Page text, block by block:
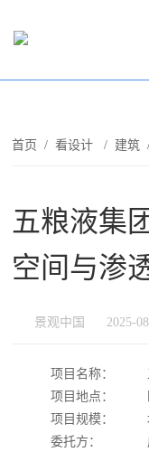
首页 /看设计 / 建筑
五粮液集
空间与渗
景观中国 2025-
项目名称：
项目地点：
项目规模：
委托方：